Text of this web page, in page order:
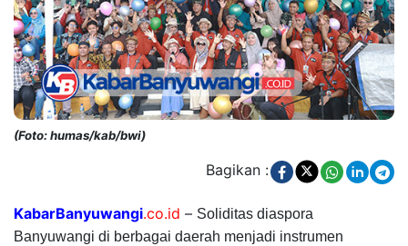
(Foto: humas/kab/bwi)
Bagikan :
KabarBanyuwangi.co.id – Soliditas diaspora
Banyuwangi di berbagai daerah menjadi instrumen